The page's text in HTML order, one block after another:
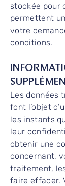
stockée pour
permettent
votre
conditions.
Les données
font l’objet
les instants
leur
obtenir une
concernant,
traitement,
faire effacer.